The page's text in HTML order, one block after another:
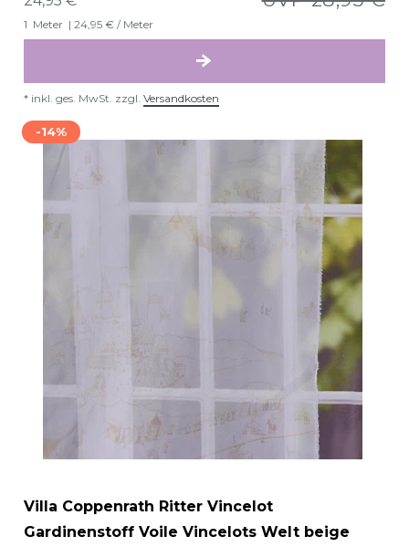
1 Meter | 24,95 € / Meter
* inkl. ges. MwSt. zzgl. Versandkosten
-14%
Villa Coppenrath Ritter Vincelot
Gardinenstoff Voile Vincelots Welt beige